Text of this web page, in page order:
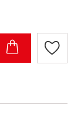
Zur